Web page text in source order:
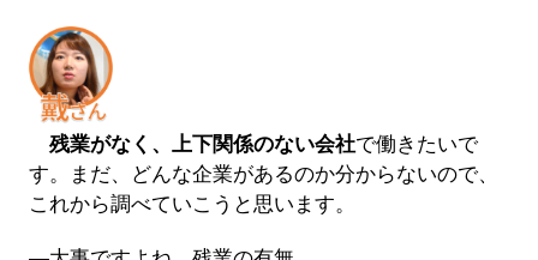
残業がなく、上下関係のない会社で働きたいで
す。まだ、どんな企業があるのか分からないので、
これから調べていこうと思います。